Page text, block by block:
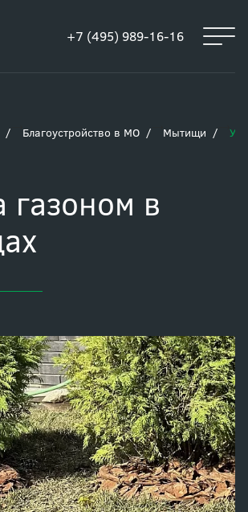
+7 (495) 989-16-16
Благоустройство в МО Мытищи
газоном в